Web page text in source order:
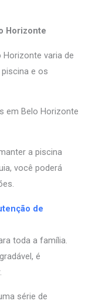
Horizonte
varia de
e os
em Belo Horizonte
a piscina
você poderá
de
toda a família.
é
série de